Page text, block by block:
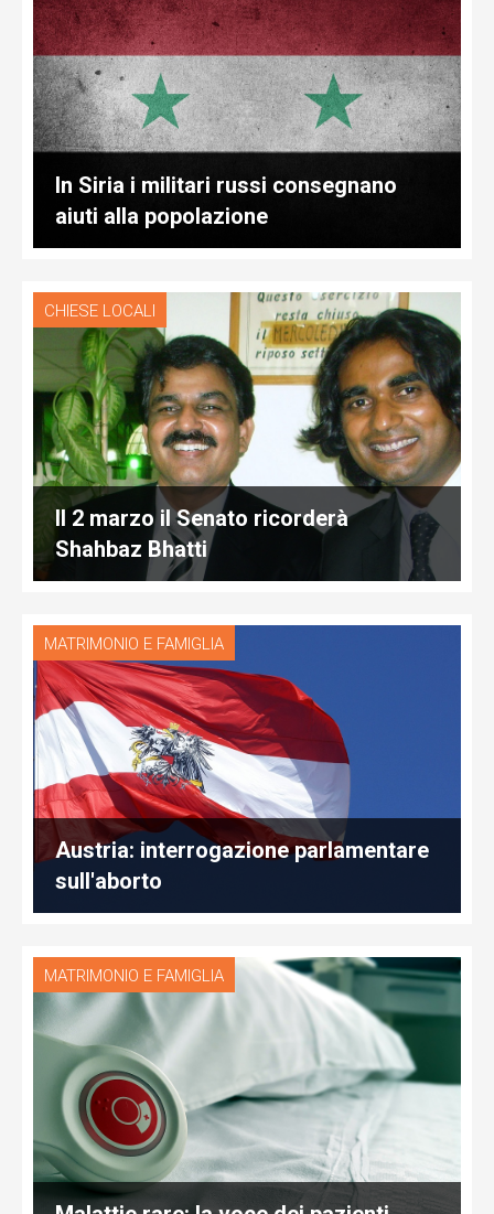
In Siria i militari russi consegnano
aiuti alla popolazione
CHIESE LOCALI
Il 2 marzo il Senato ricorderà
Shahbaz Bhatti
MATRIMONIO E FAMIGLIA
Austria: interrogazione parlamentare
sull'aborto
MATRIMONIO E FAMIGLIA